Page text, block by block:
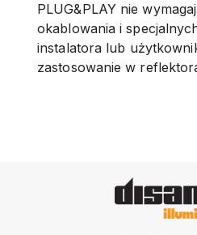
PLUG&PLAY nie
okablowania i
instalatora lub
zastosowanie w